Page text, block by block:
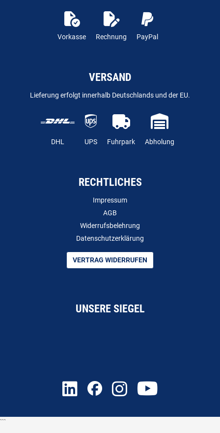
Vorkasse Rechnung PayPal
VERSAND
Lieferung erfolgt innerhalb Deutschlands und der EU.
DHL UPS Fuhrpark Abholung
RECHTLICHES
Impressum
AGB
Widerrufsbelehrung
Datenschutzerklärung
VERTRAG WIDERRUFEN
UNSERE SIEGEL
```